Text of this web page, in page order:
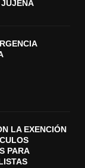
JUJEÑA
LA EXENCIÓN
PARA